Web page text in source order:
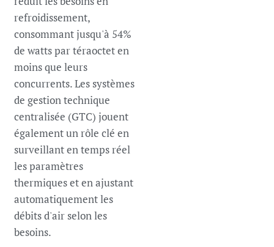
refroidissement,
consommant jusqu'à 54%
de watts par téraoctet en
moins que leurs
concurrents. Les systèmes
de gestion technique
centralisée (GTC) jouent
également un rôle clé en
surveillant en temps réel
les paramètres
thermiques et en ajustant
automatiquement les
débits d'air selon les
besoins.